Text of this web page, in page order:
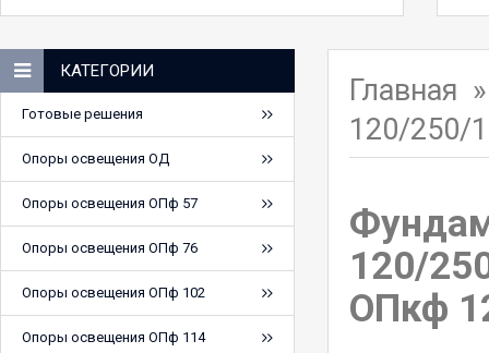
Главная
120/250/
120/
ОПкф
КАТЕГОРИИ
Готовые решения
Опоры освещения ОД
Опоры освещения ОПф 57
Опоры освещения ОПф 76
Опоры освещения ОПф 102
Опоры освещения ОПф 114